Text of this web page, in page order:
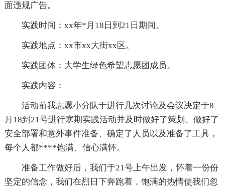
面违规广告。
实践时间：xx年*月18日到21日期间。
实践地点：xx市xx大街xx区。
实践团体：大学生绿色希望志愿团成员。
实践内容：
活动前我志愿小分队于进行几次讨论及会议决定于8
月18到21号进行寒期实践活动并及时做好了策划、做好了
安全部署和意外事件准备、确定了人员以及准备了工具，
每个人都****饱满、信心满怀。
准备工作做好后，我们于21号上午出发，怀着一份份
坚定的信念，我们在烈日下奔跑着，饱满的热情使我们忽